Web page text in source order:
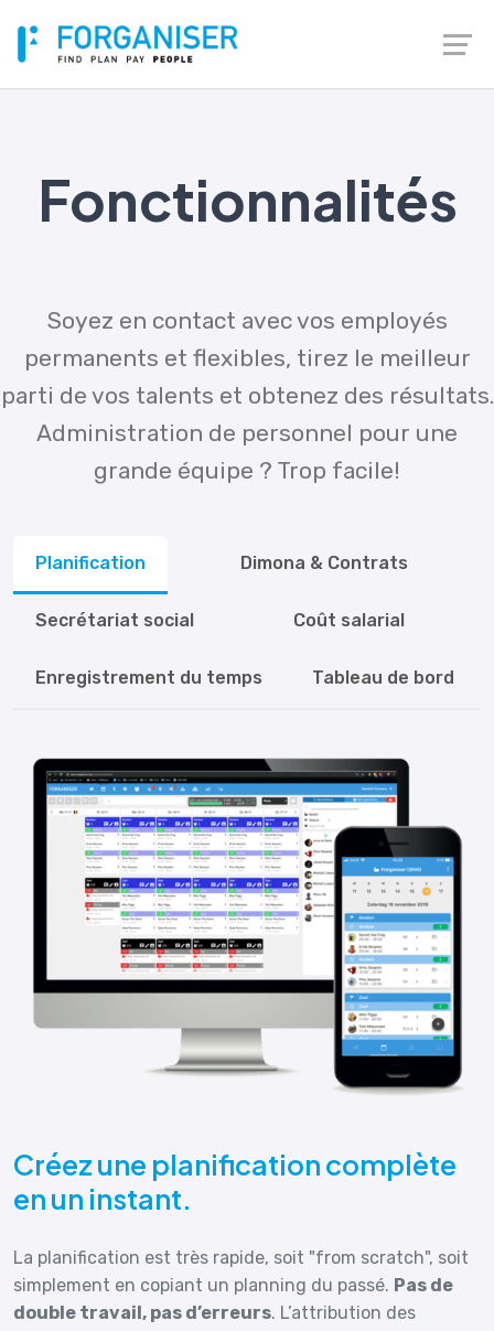
Fonctionnalités
Soyez en contact avec vos employés
permanents et flexibles, tirez le meilleur
parti de vos talents et obtenez des résultats.
Administration de personnel pour une
grande équipe ? Trop facile!
Planification Dimona & Contrats
Secrétariat social Coût salarial
Enregistrement du temps Tableau de bord
Créez une planification complète
en un instant.
La planification est très rapide, soit "from scratch", soit
simplement en copiant un planning du passé. Pas de
double travail, pas d’erreurs. L’attribution des